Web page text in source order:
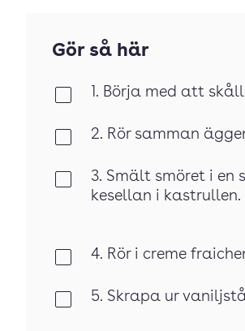
Gör så här
1. Börja med att
2. Rör samman
3. Smält smöret i
kesellan i kastrullen.
4. Rör i creme
5. Skrapa ur